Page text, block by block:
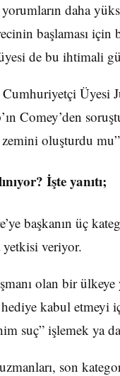
daha
başlaması
de bu ihtimali
Üyesi
Comey’den
oluşturdu
İşte yanıtı;
başkanın üç
veriyor.
olan bir ülkeye
hediye kabul etmeyi
suç” işlemek ya
son